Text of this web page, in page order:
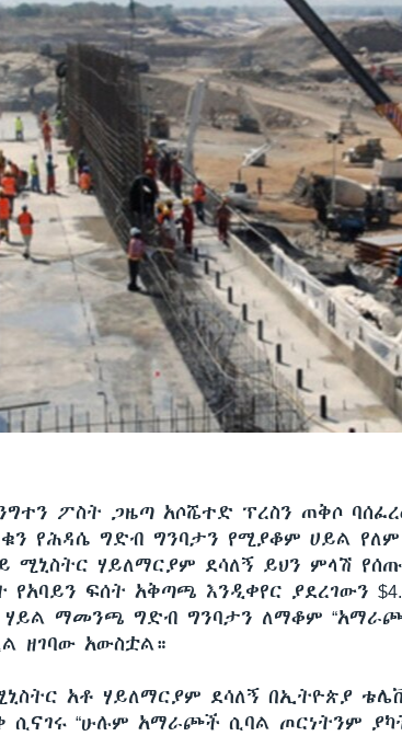
ፖስት ጋዜጣ አሶሼተድ ፕረስን ጠቅሶ
የሕዳሴ ግድብ ግንባታን የሚያቆም ሀይል
ሚኒስትር ሃይለማርያም ደሳለኝ ይህን ምላሽ
የአባይን ፍሰት አቅጣጫ እንዲቀየር ያደረገውን
ሃይል ማመንጫ ግድብ ግንባታን ለማቆም
ዘገባው አውስቷል።
አቶ ሃይለማርያም ደሳለኝ በኢትዮጵያ
ሲናገሩ “ሁሉም አማራጮች ሲባል ጦርነትንም